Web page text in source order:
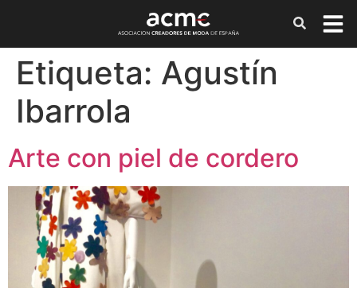
Etiqueta: Agustín
Ibarrola
Arte con piel de cordero